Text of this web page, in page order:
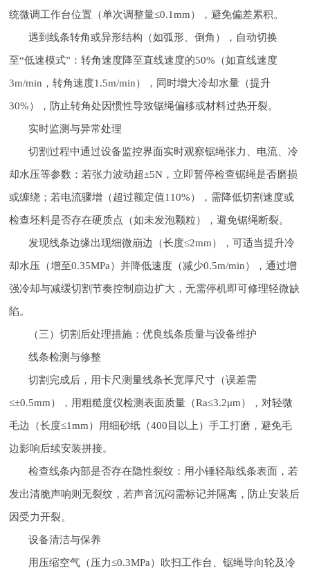
统微调工作台位置（单次调整量≤0.1mm），避免偏差累积。
遇到线条转角或异形结构（如弧形、倒角），自动切换
至“低速模式”：转角速度降至直线速度的50%（如直线速度
3m/min，转角速度1.5m/min），同时增大冷却水量（提升
30%），防止转角处因惯性导致锯绳偏移或材料过热开裂。
实时监测与异常处理
切割过程中通过设备监控界面实时观察锯绳张力、电流、冷
却水压等参数：若张力波动超±5N，立即暂停检查锯绳是否磨损
或缠绕；若电流骤增（超过额定值110%），需降低切割速度或
检查坯料是否存在硬质点（如未发泡颗粒），避免锯绳断裂。
发现线条边缘出现细微崩边（长度≤2mm），可适当提升冷
却水压（增至0.35MPa）并降低速度（减少0.5m/min），通过增
强冷却与减缓切割节奏控制崩边扩大，无需停机即可修理轻微缺
陷。
（三）切割后处理措施：优良线条质量与设备维护
线条检测与修整
切割完成后，用卡尺测量线条长宽厚尺寸（误差需
≤±0.5mm），用粗糙度仪检测表面质量（Ra≤3.2μm），对轻微
毛边（长度≤1mm）用细砂纸（400目以上）手工打磨，避免毛
边影响后续安装拼接。
检查线条内部是否存在隐性裂纹：用小锤轻敲线条表面，若
发出清脆声响则无裂纹，若声音沉闷需标记并隔离，防止安装后
因受力开裂。
设备清洁与保养
用压缩空气（压力≤0.3MPa）吹扫工作台、锯绳导向轮及冷